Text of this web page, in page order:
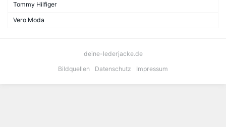
Tommy Hilfiger
Vero Moda
deine-lederjacke.de
Bildquellen
Datenschutz Impressum